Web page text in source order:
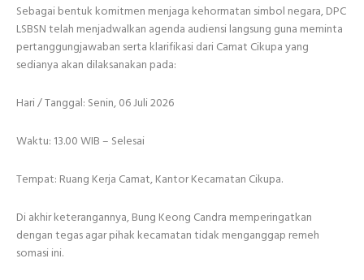
Sebagai bentuk komitmen menjaga kehormatan simbol negara, DPC
LSBSN telah menjadwalkan agenda audiensi langsung guna meminta
pertanggungjawaban serta klarifikasi dari Camat Cikupa yang
sedianya akan dilaksanakan pada:
Hari / Tanggal: Senin, 06 Juli 2026
Waktu: 13.00 WIB – Selesai
Tempat: Ruang Kerja Camat, Kantor Kecamatan Cikupa.
Di akhir keterangannya, Bung Keong Candra memperingatkan
dengan tegas agar pihak kecamatan tidak menganggap remeh
somasi ini.